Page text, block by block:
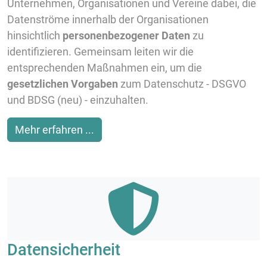
Unternehmen, Organisationen und Vereine dabei, die
Datenströme innerhalb der Organisationen
hinsichtlich personenbezogener Daten zu
identifizieren. Gemeinsam leiten wir die
entsprechenden Maßnahmen ein, um die
gesetzlichen Vorgaben zum Datenschutz - DSGVO
und BDSG (neu) - einzuhalten.
Mehr erfahren ...
Datensicherheit